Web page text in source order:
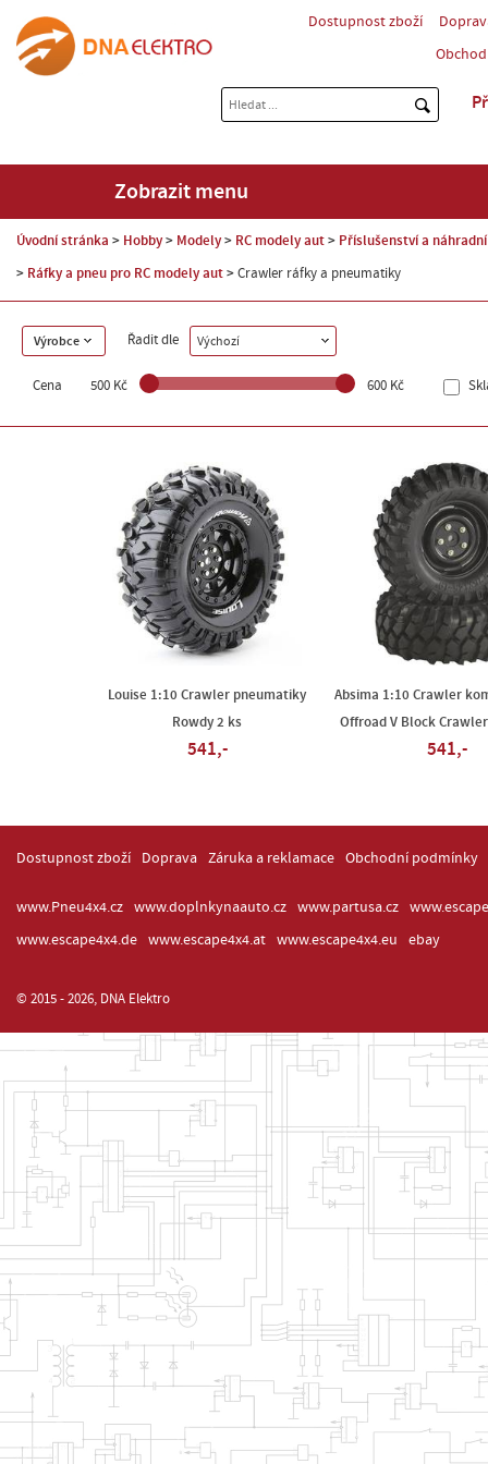
Dostupnost zboží
Zobrazit menu
Úvodní stránka Hobby Modely RC modely aut Příslušenství a
Ráfky a pneu pro RC modely aut Crawler ráfky a pneumatiky
Výrobce Řadit dle Výchozí
Cena 500 Kč 600 Kč
Louise 1:10 Crawler pneumatiky
Rowdy 2 ks
541,-
Absima 1:10 Crawler
Offroad V Block
541,-
Dostupnost zboží Doprava Záruka a reklamace Obchodní podmínky
www.Pneu4x4.cz www.doplnkynaauto.cz www.partusa.cz
www.escape4x4.de
www.escape4x4.at www.escape4x4.eu ebay
© 2015 - 2026, DNA Elektro